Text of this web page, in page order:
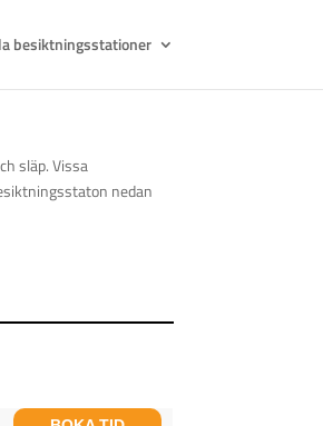
besiktningsstationer
släp. Vissa
nedan